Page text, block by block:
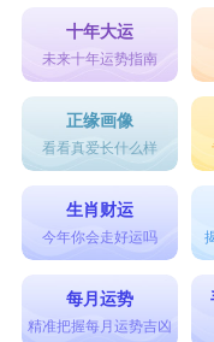
十年大运
未来十年运势指南
正缘画像
看看真爱长什么样
生肖财运
今年你会走好运吗
每月运势
精准把握每月运势吉凶